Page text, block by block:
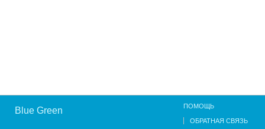
Blue Green ПОМОЩЬ
ОБРАТНАЯ СВЯЗЬ